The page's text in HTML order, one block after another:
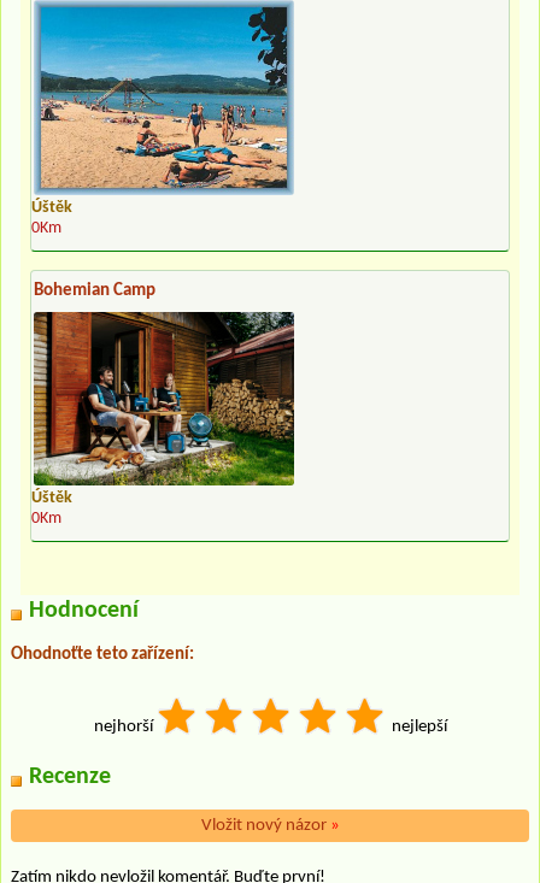
Úštěk
0Km
Bohemian Camp
Úštěk
0Km
Hodnocení
Ohodnoťte teto zařízení:
nejhorší nejlepší
Recenze
Vložit nový názor »
Zatím nikdo nevložil komentář. Buďte první!